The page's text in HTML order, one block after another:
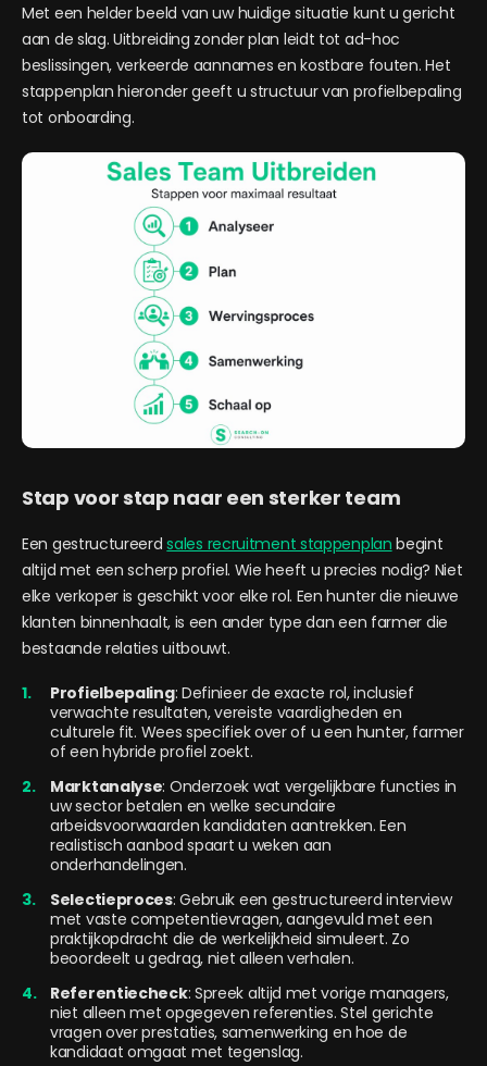
Met een helder beeld van uw huidige situatie kunt u gericht
aan de slag. Uitbreiding zonder plan leidt tot ad-hoc
beslissingen, verkeerde aannames en kostbare fouten. Het
stappenplan hieronder geeft u structuur van profielbepaling
tot onboarding.
Stap voor stap naar een sterker team
Een gestructureerdsales recruitment stappenplan begint
altijd met een scherp profiel. Wie heeft u precies nodig? Niet
elke verkoper is geschikt voor elke rol. Een hunter die nieuwe
klanten binnenhaalt, is een ander type dan een farmer die
bestaande relaties uitbouwt.
Profielbepaling: Definieer de exacte rol, inclusief
verwachte resultaten, vereiste vaardigheden en
culturele fit. Wees specifiek over of u een hunter, farmer
of een hybride profiel zoekt.
Marktanalyse: Onderzoek wat vergelijkbare functies in
uw sector betalen en welke secundaire
arbeidsvoorwaarden kandidaten aantrekken. Een
realistisch aanbod spaart u weken aan
onderhandelingen.
Selectieproces: Gebruik een gestructureerd interview
met vaste competentievragen, aangevuld met een
praktijkopdracht die de werkelijkheid simuleert. Zo
beoordeelt u gedrag, niet alleen verhalen.
Referentiecheck: Spreek altijd met vorige managers,
niet alleen met opgegeven referenties. Stel gerichte
vragen over prestaties, samenwerking en hoe de
kandidaat omgaat met tegenslag.